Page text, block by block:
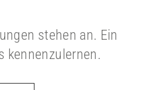
stehen an. Ein
kennenzulernen.